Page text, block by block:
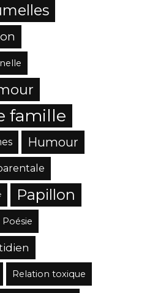
famille
Humour
Papillon
Poésie
Relation toxique